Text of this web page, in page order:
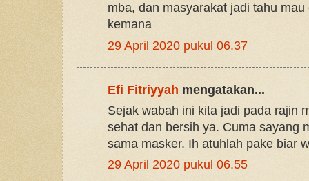
mba, dan masyarakat jadi tahu
kemana
29 April 2020 pukul 06.37
Efi Fitriyyah mengatakan...
Sejak wabah ini kita jadi pada rajin
sehat dan bersih ya. Cuma sayang
sama masker. Ih atuhlah pake biar
29 April 2020 pukul 06.55